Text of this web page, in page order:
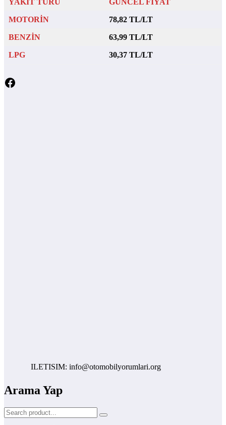
MOTORİN 78,82 TL/LT
BENZİN 63,99 TL/LT
LPG 30,37 TL/LT
Facebook
ILETISIM: info@otomobilyorumlari.org
Arama Yap